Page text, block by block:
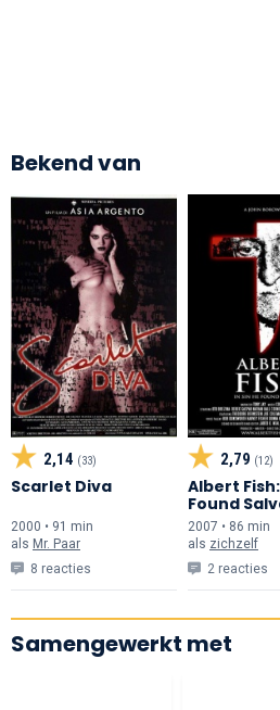
Bekend van
2,14 (33)
Scarlet Diva
2000 • 91 min
als Mr. Paar
8 reacties
2,79 (12)
Albert
Found
2007 • 86 min
als zichzelf
2 reacties
Samengewerkt met